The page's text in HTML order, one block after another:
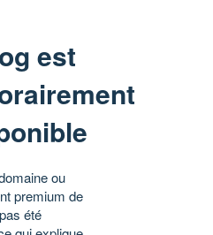
est
ou
premium de
été